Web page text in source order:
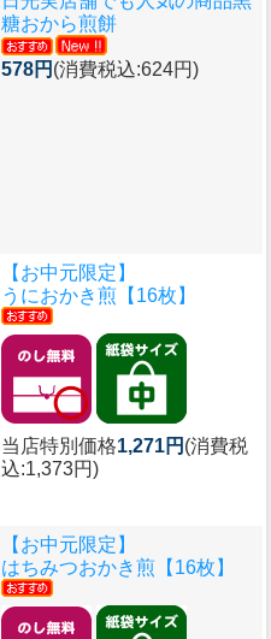
糖おから煎餅
578円 (消費税込:624円)
【お中元限定】
うにおかき煎【16枚】
当店特別価格1,271円 (消費税
込:1,373円)
【お中元限定】
はちみつおかき煎【16枚】